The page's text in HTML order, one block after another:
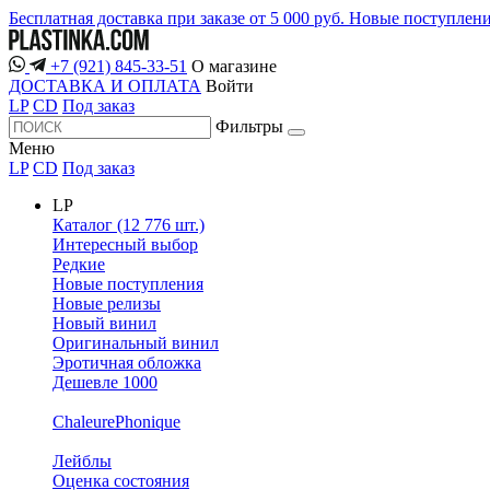
Бесплатная доставка при заказе от 5 000 руб. Новые
+7 (921) 845-33-51 О магазине
ДОСТАВКА И ОПЛАТА Войти
LP CD Под заказ
Фильтры
Меню
LP CD Под заказ
LP
Каталог (12 776 шт.)
Интересный выбор
Редкие
Новые поступления
Новые релизы
Новый винил
Оригинальный винил
Эротичная обложка
Дешевле 1000
ChaleurePhonique
Лейблы
Оценка состояния